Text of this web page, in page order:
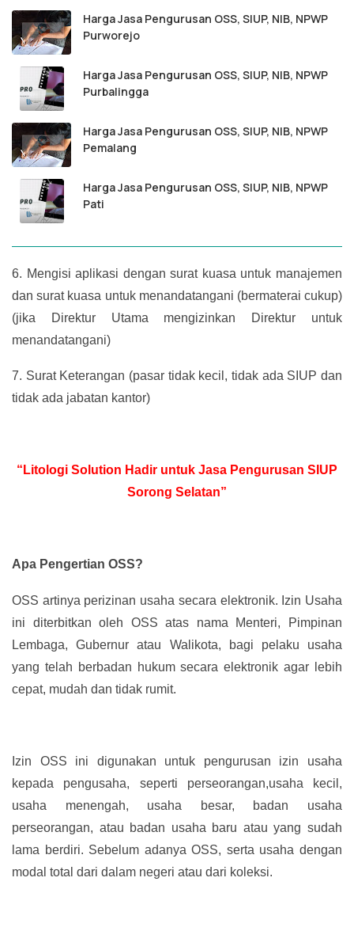
Harga Jasa Pengurusan OSS, SIUP, NIB, NPWP
Purworejo
Harga Jasa Pengurusan OSS, SIUP, NIB, NPWP
Purbalingga
Harga Jasa Pengurusan OSS, SIUP, NIB, NPWP
Pemalang
Harga Jasa Pengurusan OSS, SIUP, NIB, NPWP
Pati
6. Mengisi aplikasi dengan surat kuasa untuk manajemen
dan surat kuasa untuk menandatangani (bermaterai cukup)
(jika Direktur Utama mengizinkan Direktur untuk
menandatangani)
7. Surat Keterangan (pasar tidak kecil, tidak ada SIUP dan
tidak ada jabatan kantor)
“Litologi Solution Hadir untuk Jasa Pengurusan SIUP
Sorong Selatan”
Apa Pengertian OSS?
OSS artinya perizinan usaha secara elektronik. Izin Usaha
ini diterbitkan oleh OSS atas nama Menteri, Pimpinan
Lembaga, Gubernur atau Walikota, bagi pelaku usaha
yang telah berbadan hukum secara elektronik agar lebih
cepat, mudah dan tidak rumit.
Izin OSS ini digunakan untuk pengurusan izin usaha
kepada pengusaha, seperti perseorangan,usaha kecil,
usaha menengah, usaha besar, badan usaha
perseorangan, atau badan usaha baru atau yang sudah
lama berdiri. Sebelum adanya OSS, serta usaha dengan
modal total dari dalam negeri atau dari koleksi.